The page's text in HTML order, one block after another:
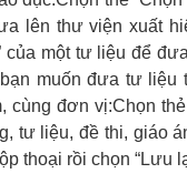
lên thư viện xuất
của một tư liệu để
muốn đưa tư liệu
cùng đơn vị:Chọn
tư liệu, đề thi, giáo
thoại rồi chọn “Lưu